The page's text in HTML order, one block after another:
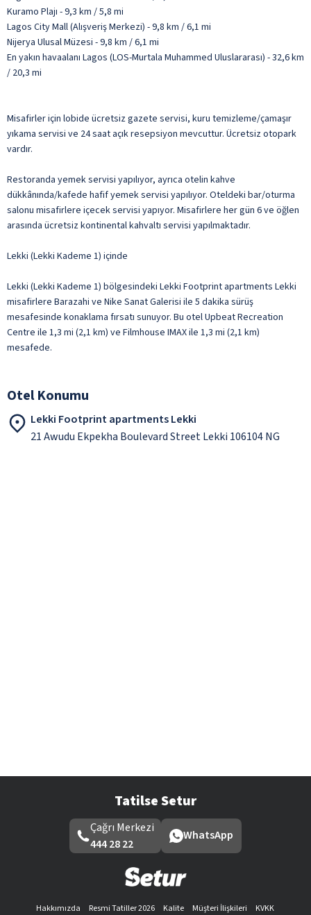
Kuramo Plajı - 9,3 km / 5,8 mi
Lagos City Mall (Alışveriş Merkezi) - 9,8 km / 6,1 mi
Nijerya Ulusal Müzesi - 9,8 km / 6,1 mi
En yakın havaalanı Lagos (LOS-Murtala Muhammed Uluslararası) - 32,6 km
/ 20,3 mi
Misafirler için lobide ücretsiz gazete servisi, kuru temizleme/çamaşır
yıkama servisi ve 24 saat açık resepsiyon mevcuttur. Ücretsiz otopark
vardır.
Restoranda yemek servisi yapılıyor, ayrıca otelin kahve
dükkânında/kafede hafif yemek servisi yapılıyor. Oteldeki bar/oturma
salonu misafirlere içecek servisi yapıyor. Misafirlere her gün 6 ve öğlen
arasında ücretsiz kontinental kahvaltı servisi yapılmaktadır.
Lekki (Lekki Kademe 1) içinde
Lekki (Lekki Kademe 1) bölgesindeki Lekki Footprint apartments Lekki
misafirlere Barazahi ve Nike Sanat Galerisi ile 5 dakika sürüş
mesafesinde konaklama fırsatı sunuyor. Bu otel Upbeat Recreation
Centre ile 1,3 mi (2,1 km) ve Filmhouse IMAX ile 1,3 mi (2,1 km)
mesafede.
Otel Konumu
Lekki Footprint apartments Lekki
21 Awudu Ekpekha Boulevard Street Lekki 106104 NG
Tatilse Setur
Çağrı Merkezi
444 28 22
WhatsApp
Hakkımızda Resmi Tatiller 2026 Kalite Müşteri İlişkileri
KVKK